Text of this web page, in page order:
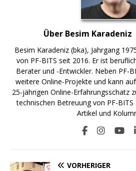
Über Besim Karadeniz
Besim Karadeniz (bka), Jahrgang
von PF-BITS seit 2016. Er ist
Berater und -Entwickler. Neben PF-
weitere Online-Projekte und kann
25-jährigen Online-Erfahrungsschatz
technischen Betreuung von PF-
Artikel und
VORHERIGER